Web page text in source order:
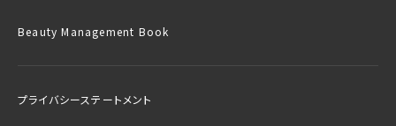
Beauty Management Book
プライバシーステートメント